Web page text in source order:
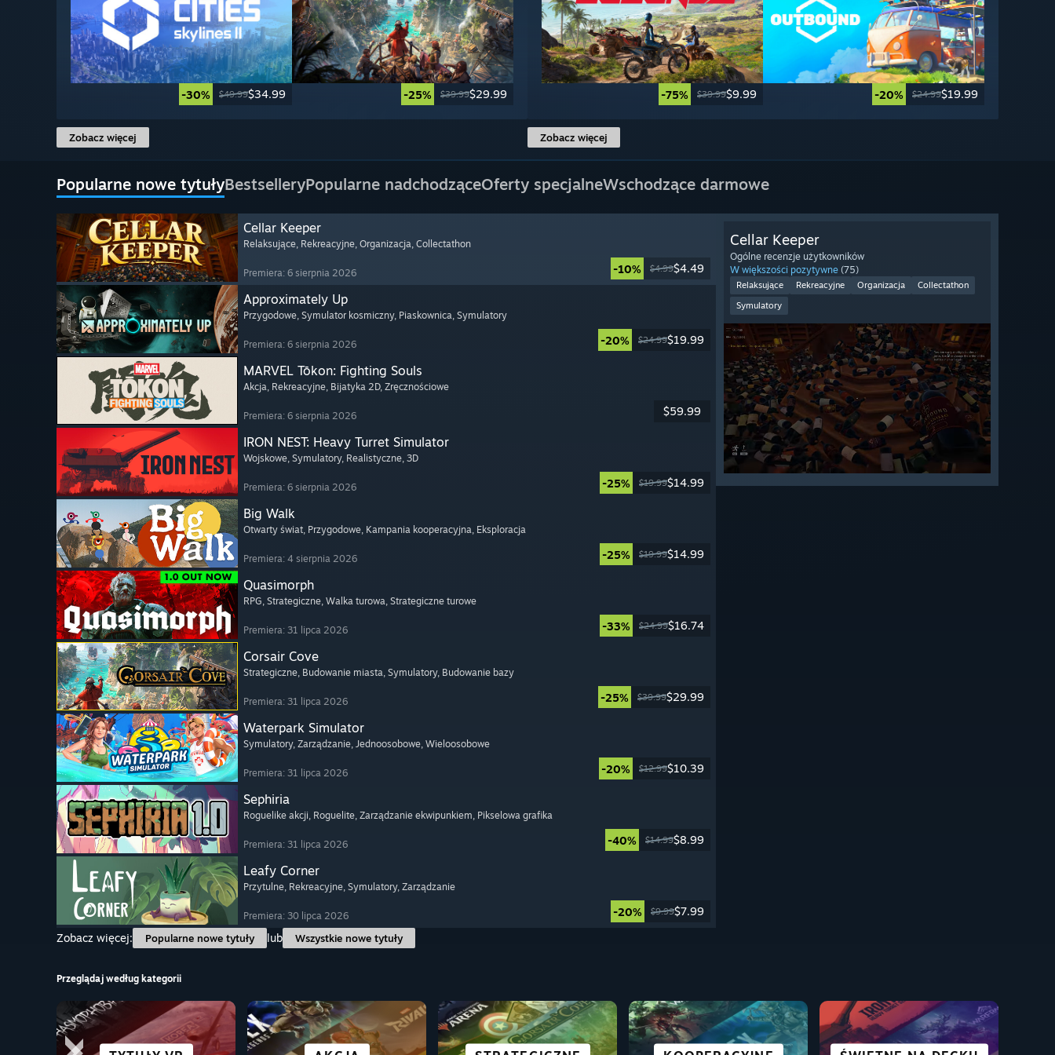
-30% $49.99$34.99 -25% $39.99$29.99
Zobacz więcej
-75% $39.99$9.99 -20% $24.99$19.99
Zobacz więcej
Popularne nowe tytułyBestselleryPopularne nadchodząceOferty specjalneWschodzące darmowe
Cellar Keeper
Relaksujące, Rekreacyjne, Organizacja, Collectathon
Premiera: 6 sierpnia 2026 -10% $4.99$4.49
Approximately Up
Przygodowe, Symulator kosmiczny, Piaskownica, Symulatory
Premiera: 6 sierpnia 2026 -20% $24.99$19.99
MARVEL Tōkon: Fighting Souls
Akcja, Rekreacyjne, Bijatyka 2D, Zręcznościowe
Premiera: 6 sierpnia 2026 $59.99
IRON NEST: Heavy Turret Simulator
Wojskowe, Symulatory, Realistyczne, 3D
Premiera: 6 sierpnia 2026 -25% $19.99$14.99
Big Walk
Otwarty świat, Przygodowe, Kampania kooperacyjna, Eksploracja
Premiera: 4 sierpnia 2026 -25% $19.99$14.99
Quasimorph
RPG, Strategiczne, Walka turowa, Strategiczne turowe
Premiera: 31 lipca 2026 -33% $24.99$16.74
Corsair Cove
Strategiczne, Budowanie miasta, Symulatory, Budowanie bazy
Premiera: 31 lipca 2026 -25% $39.99$29.99
Waterpark Simulator
Symulatory, Zarządzanie, Jednoosobowe, Wieloosobowe
Premiera: 31 lipca 2026 -20% $12.99$10.39
Sephiria
Roguelike akcji, Roguelite, Zarządzanie ekwipunkiem, Pikselowa grafika
Premiera: 31 lipca 2026 -40% $14.99$8.99
Leafy Corner
Przytulne, Rekreacyjne, Symulatory, Zarządzanie
Premiera: 30 lipca 2026 -20% $9.99$7.99
Zobacz więcej:
Popularne nowe tytuły lub Wszystkie nowe tytuły
Cellar Keeper
Ogólne recenzje użytkowników
W większości pozytywne (75)
Relaksujące Rekreacyjne Organizacja
Collectathon
Symulatory
Przeglądaj według kategorii
POWIEŚCI WSZYSTKIE